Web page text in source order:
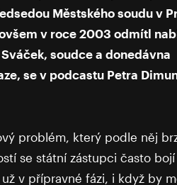
Městského soudu v
v roce 2003 odmítl
soudce a donedávna
se v podcastu Petra
problém, který podle něj
se státní zástupci často
v přípravné fázi, i když by